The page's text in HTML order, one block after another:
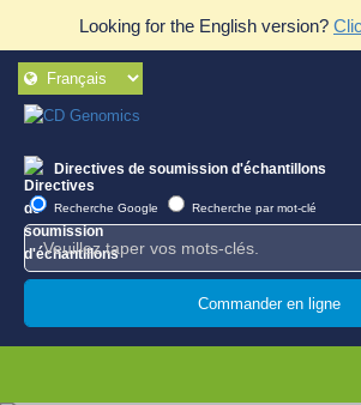
Looking for the English version?
Directives de soumission d'échantillons
Recherche Google Recherche par mot-clé
Commander en ligne